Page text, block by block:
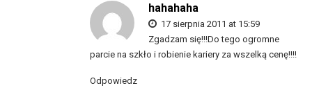
hahahaha
17 sierpnia 2011 at 15:59
Zgadzam się!!!Do tego ogromne
parcie na szkło i robienie kariery za wszelką cenę!!!!
Odpowiedz